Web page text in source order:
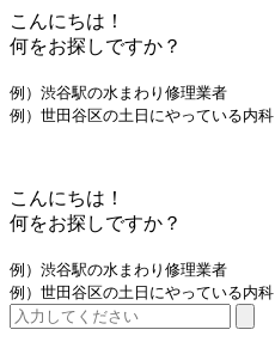
こんにちは！
何をお探しですか？
例）渋谷駅の水まわり修理業者
例）世田谷区の土日にやっている内科
こんにちは！
何をお探しですか？
例）渋谷駅の水まわり修理業者
例）世田谷区の土日にやっている内科